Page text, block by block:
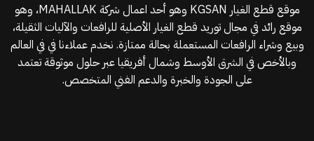
موقع قطع الغيار KGSAN وهو أحد اعمال شركة MAHALLAK، وهو
موقع رائد في مجال توريد قطع الغيار الأصلية للرافعات والآليات الثقيلة،
وبيع وشراء الرافعات المستعملة بحالة ممتازة. نخدم عملاءنا في في العالم
وبالأخص في الشرق الأوسط وشمال أفريقيا عبر حلول موثوقة تعتمد
على الجودة والخبرة والدعم الفني المتخصص.